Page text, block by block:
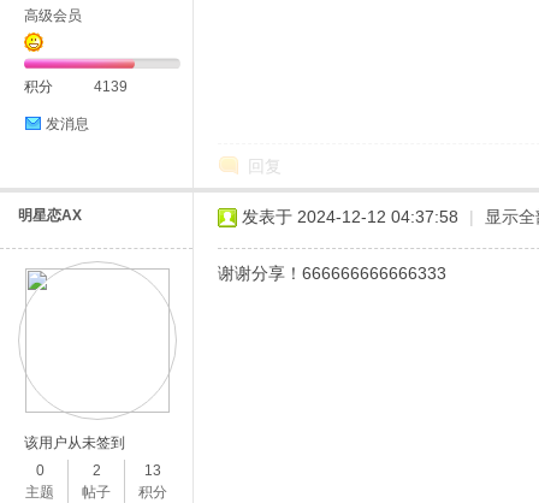
高级会员
积分 4139
发消息
回复
明星恋AX
该用户从未签到
0
主题
2
帖子
13
积分
发表于 2024-12-12 04:37:58 | 显示
谢谢分享！666666666666333